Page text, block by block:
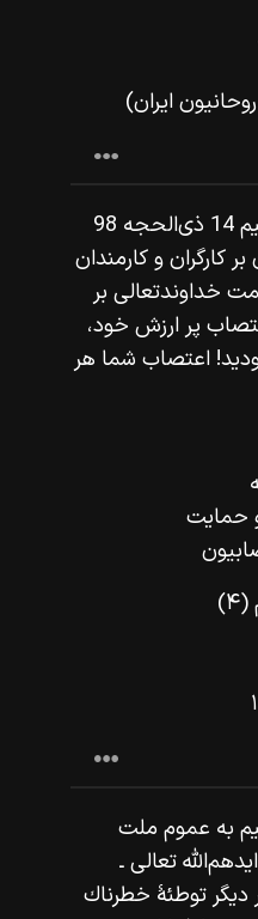
ایران)
بسم اللّه‌ الرحمن الرحيم 14 ذى‌الحجه 98
كارگران و كارمندان
خداوندتعالى بر
پر ارزش خود،
اعتصاب شما هر
حمایت
به عموم ملت
تعالى ـ
توطئۀ خطرناك